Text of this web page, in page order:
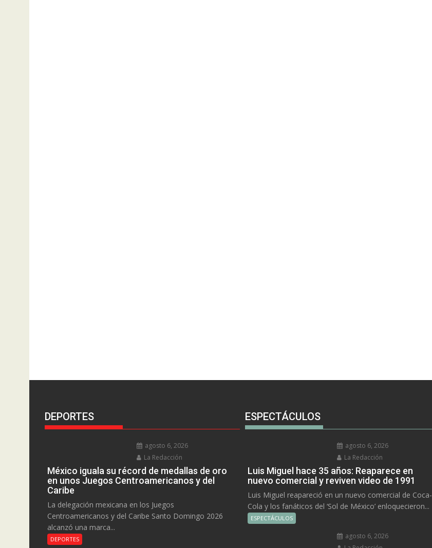
DEPORTES
agosto 6, 2026
La Redacción
México iguala su récord de medallas de oro
en unos Juegos Centroamericanos y del
Caribe
La delegación mexicana en los Juegos
Centroamericanos y del Caribe Santo Domingo 2026
alcanzó una marca...
DEPORTES
ESPECTÁCULOS
agosto 6, 2026
La Redacción
Luis Miguel hace 35 años: Reaparece en
nuevo comercial y reviven video de 1991
Luis Miguel reapareció en un nuevo comercial de Coca-
Cola y los fanáticos del ‘Sol de México’ enloquecieron...
ESPECTÁCULOS
agosto 6, 2026